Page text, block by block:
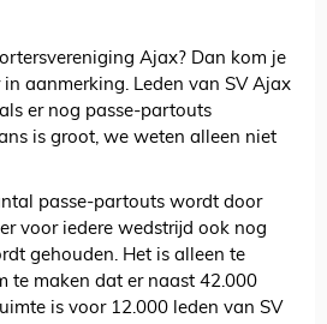
Ajax? Dan kom je
aanmerking. Leden van SV Ajax
er nog passe-partouts
is groot, we weten alleen niet
passe-partouts wordt door
voor iedere wedstrijd ook nog
gehouden. Het is alleen te
te maken dat er naast 42.000
is voor 12.000 leden van SV